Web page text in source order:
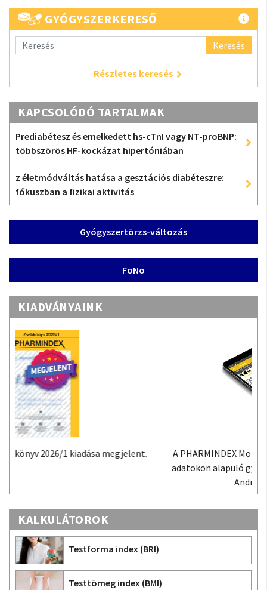
GYÓGYSZERKERESŐ
Keresés
Részletes keresés
KAPCSOLÓDÓ TARTALMAK
Prediabétesz és emelkedett hs-cTnI vagy NT-proBNP:
többszörös HF-kockázat hipertóniában
z életmódváltás hatása a gesztációs diabéteszre:
fókuszban a fizikai aktivitás
Gyógyszertörzs-változás
FoNo
KIADVÁNYAINK
A PHARMINDEX Mobil alkalmazás a PHARMINDEX
adatokon alapuló gyógyszer-információs tudástár
KALKULÁTOROK
Testforma index (BRI)
Testtömeg index (BMI)